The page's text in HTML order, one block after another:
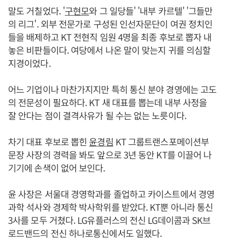
말도 거칠었다. '구현모와 그 일당들' '내부 카르텔' '그들만
의 리그'. 외부 전문가로 구성된 인선자문단이 여권 정치인
들을 배제하고 KT 전현직 임원 4명을 최종 후보로 뽑자 내
놓은 비판들이다. 여당에서 나온 말이 맞는지 귀를 의심할
지경이었다.
어느 기업이나 마찬가지지만 특히 통신 분야 경영에는 고도
의 전문성이 필요하다. KT 새 대표를 뽑는데 내부 사정을
잘 안다는 점이 결격사유가 될 수는 없는 노릇이다.
차기 대표 후보로 뽑힌 윤경림 KT 그룹트랜스포메이션부
문장 사장의 경력을 봐도 앞으로 3년 동안 KT를 이끌어 나
기기에 손색이 없어 보인다.
윤 사장은 서울대 경영학과를 졸업하고 카이스트에서 경영
과학 석사와 경제학 박사학위를 받았다. KT뿐 아니라 통신
3사를 모두 거쳤다. LG유플러스의 전신 LG데이콤과 SK브
로드밴드의 전신 하나로통신에서도 일했다.